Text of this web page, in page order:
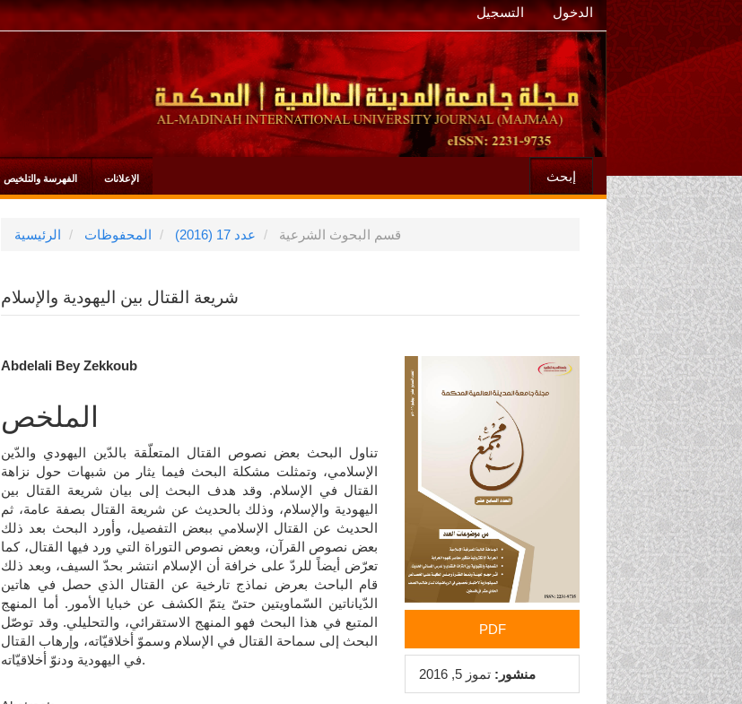
التسجيل الدخول
الفهرسة والتلخيص الإعلانات إبحث
الرئيسية المحفوظات عدد 17 (2016) قسم البحوث الشرعية
شريعة القتال بين اليهودية والإسلام
الشريط
الجانبي
للمقالة
PDF
منشور: تموز 5, 2016
محتوى
المقالة
الرئيسي
Abdelali Bey Zekkoub
الملخص
تناول البحث بعض نصوص القتال المتعلّقة بالدّين اليهودي والدّين
الإسلامي، وتمثلت مشكلة البحث فيما يثار من شبهات حول نزاهة
القتال في الإسلام. وقد هدف البحث إلى بيان شريعة القتال بين
اليهودية والإسلام، وذلك بالحديث عن شريعة القتال بصفة عامة، ثم
الحديث عن القتال الإسلامي ببعض التفصيل، وأورد البحث بعد ذلك
بعض نصوص القرآن، وبعض نصوص التوراة التي ورد فيها القتال، كما
تعرّض أيضاً للردّ على خرافة أن الإسلام انتشر بحدّ السيف، وبعد ذلك
قام الباحث بعرض نماذج تارخية عن القتال الذي حصل في هاتين
الدّياناتين السّماويتين حتىّ يتمّ الكشف عن خبايا الأمور. أما المنهج
المتبع في هذا البحث فهو المنهج الاستقرائي، والتحليلي. وقد توصّل
البحث إلى سماحة القتال في الإسلام وسموّ أخلاقيّاته، وإرهاب القتال
في اليهودية ودنوّ أخلاقيّاته.